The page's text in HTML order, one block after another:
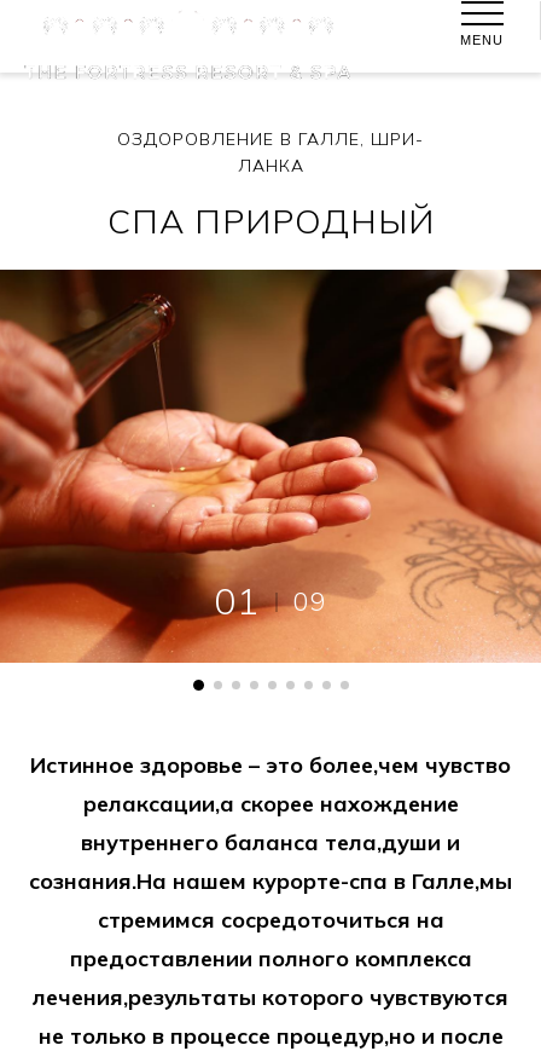
MENU
ОЗДОРОВЛЕНИЕ В ГАЛЛЕ, ШРИ-
ЛАНКА
СПА ПРИРОДНЫЙ
01 09
Истинное здоровье – это более,чем чувство
релаксации,а скорее нахождение
внутреннего баланса тела,души и
сознания.На нашем курорте-спа в Галле,мы
стремимся сосредоточиться на
предоставлении полного комплекса
лечения,результаты которого чувствуются
не только в процессе процедур,но и после